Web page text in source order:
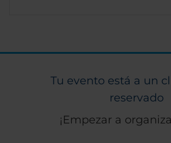
Tu evento está a un
reservado
¡Empezar a